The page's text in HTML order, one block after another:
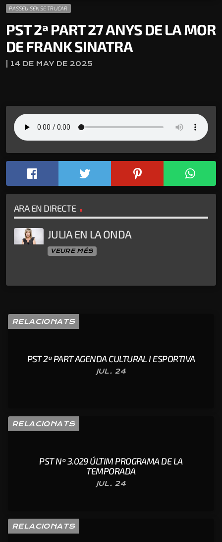
PASSEU SENSE TRUCAR
PST 2ª PART 27 ANYS DE LA MOR
DE FRANK SINATRA
| 14 DE MAY DE 2025
ARA EN DIRECTE
JULIA EN LA ONDA
VEURE MÉS
RELACIONATS
PST 2ª PART AGENDA CULTURAL I ESPORTIVA
JUL. 24
RELACIONATS
PST Nº 3.029 ÚLTIM PROGRAMA DE LA
TEMPORADA
JUL. 24
RELACIONATS